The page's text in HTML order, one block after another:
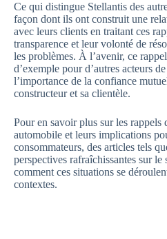
Ce qui distingue Stellantis des
façon dont ils ont construit une
avec leurs clients en traitant ces
transparence et leur volonté de
les problèmes. À l’avenir, ce
d’exemple pour d’autres acteurs
l’importance de la confiance
constructeur et sa clientèle.
Pour en savoir plus sur les rappels
automobile et leurs implications
consommateurs, des articles tels
perspectives rafraîchissantes sur le
comment ces situations se
contextes.